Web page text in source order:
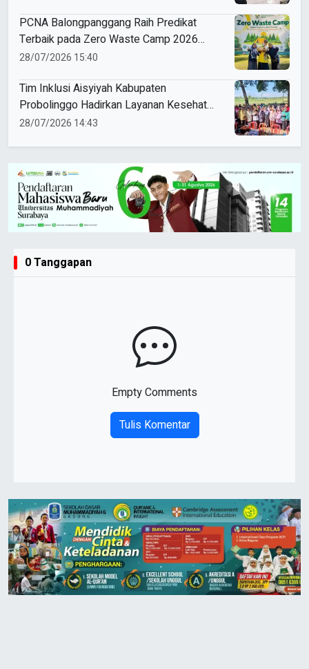
PCNA Balongpanggang Raih Predikat
Terbaik pada Zero Waste Camp 2026
PDNA Gresik
28/07/2026 15:40
Tim Inklusi Aisyiyah Kabupaten
Probolinggo Hadirkan Layanan Kesehatan
Inklusif di dua Desa
28/07/2026 14:43
0 Tanggapan
Empty Comments
Tulis Komentar